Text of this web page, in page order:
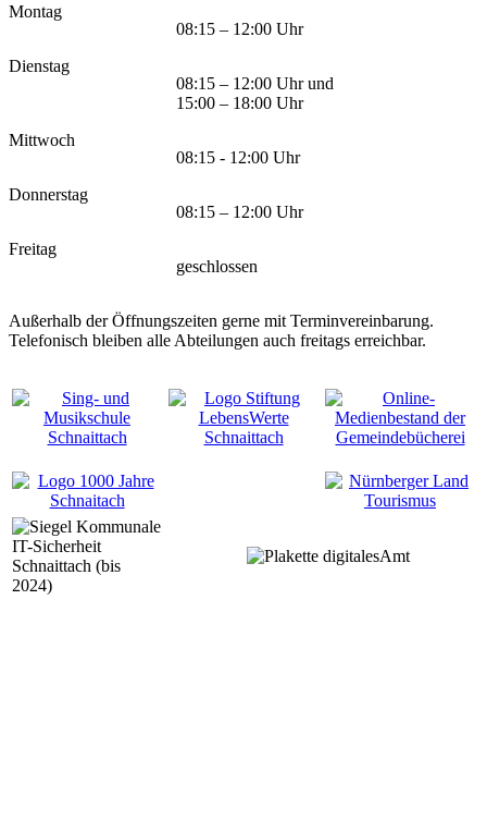
Montag
08:15 – 12:00 Uhr
Dienstag
08:15 – 12:00 Uhr und
15:00 – 18:00 Uhr
Mittwoch
08:15 - 12:00 Uhr
Donnerstag
08:15 – 12:00 Uhr
Freitag
geschlossen
Außerhalb der Öffnungszeiten gerne mit Terminvereinbarung.
Telefonisch bleiben alle Abteilungen auch freitags erreichbar.